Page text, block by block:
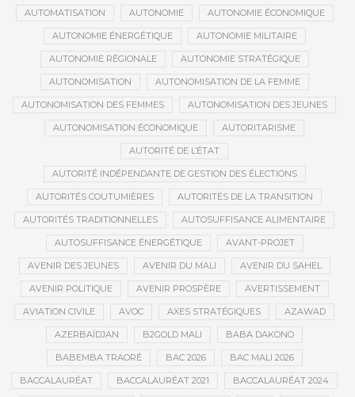
AUTOMATISATION AUTONOMIE AUTONOMIE ÉCONOMIQUE
AUTONOMIE ÉNERGÉTIQUE AUTONOMIE MILITAIRE
AUTONOMIE RÉGIONALE AUTONOMIE STRATÉGIQUE
AUTONOMISATION AUTONOMISATION DE LA FEMME
AUTONOMISATION DES FEMMES AUTONOMISATION DES JEUNES
AUTONOMISATION ÉCONOMIQUE AUTORITARISME
AUTORITÉ DE L’ÉTAT
AUTORITÉ INDÉPENDANTE DE GESTION DES ÉLECTIONS
AUTORITÉS COUTUMIÈRES AUTORITÉS DE LA TRANSITION
AUTORITÉS TRADITIONNELLES AUTOSUFFISANCE ALIMENTAIRE
AUTOSUFFISANCE ÉNERGÉTIQUE AVANT-PROJET
AVENIR DES JEUNES AVENIR DU MALI AVENIR DU SAHEL
AVENIR POLITIQUE AVENIR PROSPÈRE AVERTISSEMENT
AVIATION CIVILE AVOC AXES STRATÉGIQUES AZAWAD
AZERBAÏDJAN B2GOLD MALI BABA DAKONO
BABEMBA TRAORÉ BAC 2026 BAC MALI 2026
BACCALAURÉAT BACCALAURÉAT 2021 BACCALAURÉAT 2024